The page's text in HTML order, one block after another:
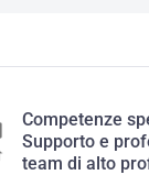
Competenze
Supporto e
team di alto